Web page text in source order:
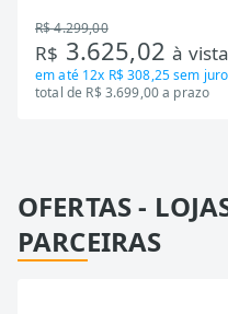
Tecnologia Inverter,
Bivolt
R$ 4.299,00
R$ 3.625,02à vista
em até 12x R$ 308,25sem
total de R$ 3.699,00 a prazo
OFERTAS -
PARCEIRAS